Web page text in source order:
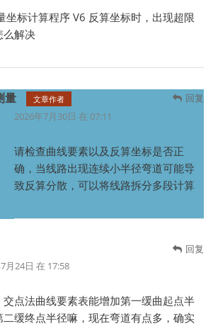
坐标计算程序 V6 反算坐标时，出现超限
么解决
回复
量 文章作者
2026年7月30日 在 07:11
请检查曲线要素以及反算坐标是否正
确，当线路出现连续小半径弯道可能导
致反算分散，可以将线路拆分多段计算
回复
月24日 在 17:58
交点法曲线要素表能增加第一缓曲起点半
二缓终点半径嘛，现在弯道有点多，确实